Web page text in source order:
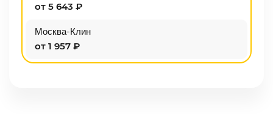
от 5 643 ₽
Москва-Клин
от 1 957 ₽